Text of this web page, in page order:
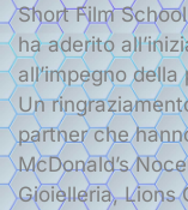
Short Film
ha aderito
all’impegno
Un
partner che
McDonald’s
Gioielleria, Lions